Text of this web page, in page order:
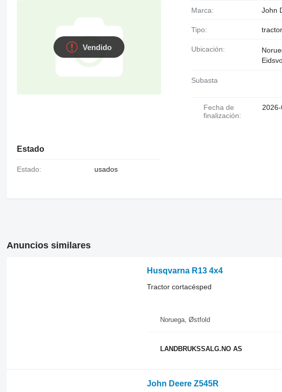
Vendido
Marca: John
Tipo:
Ubicación:
Subasta
Fecha de
finalización:
Estado
Estado: usados
Anuncios similares
Husqvarna R13 4x4
Tractor cortacésped
Noruega, Østfold
LANDBRUKSSALG.NO AS
John Deere Z545R